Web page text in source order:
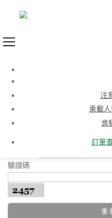
注
乘載
肯
訂單
信用卡號
持卡人中文姓名
驗證碼
重